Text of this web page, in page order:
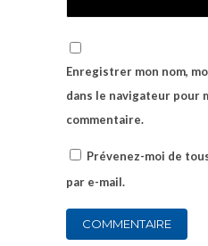
Enregistrer mon nom,
dans le navigateur pour
commentaire.
Prévenez-moi de
par e-mail.